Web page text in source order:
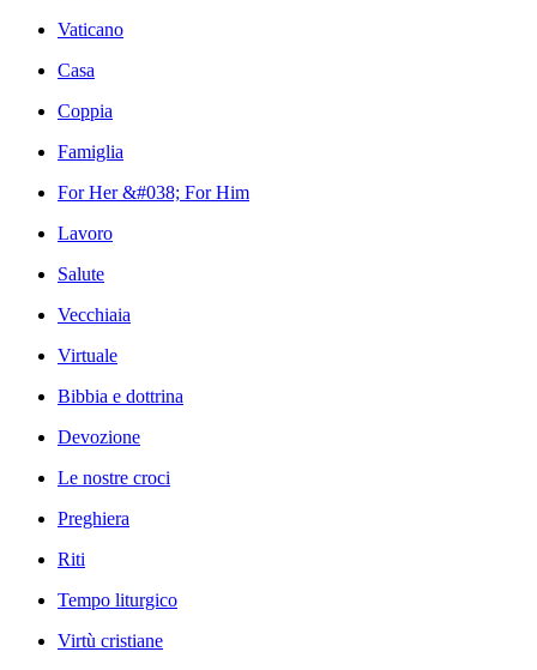
Vaticano
Casa
Coppia
Famiglia
For Her &#038; For Him
Lavoro
Salute
Vecchiaia
Virtuale
Bibbia e dottrina
Devozione
Le nostre croci
Preghiera
Riti
Tempo liturgico
Virtù cristiane